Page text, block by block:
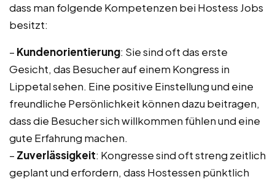
dass man folgende Kompetenzen bei Hostess Jobs
besitzt:
– Kundenorientierung: Sie sind oft das erste
Gesicht, das Besucher auf einem Kongress in
Lippetal sehen. Eine positive Einstellung und eine
freundliche Persönlichkeit können dazu beitragen,
dass die Besucher sich willkommen fühlen und eine
gute Erfahrung machen.
– Zuverlässigkeit: Kongresse sind oft streng zeitlich
geplant und erfordern, dass Hostessen pünktlich